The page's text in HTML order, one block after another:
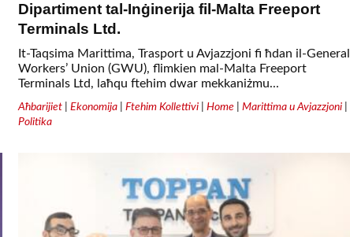
Dipartiment tal-Inġinerija fil-Malta Freeport
Terminals Ltd.
It-Taqsima Marittima, Trasport u Avjazzjoni fi ħdan il-General
Workers’ Union (GWU), flimkien mal-Malta Freeport
Terminals Ltd, laħqu ftehim dwar mekkaniżmu...
Aħbarijiet| Ekonomija| Ftehim Kollettivi| Home| Marittima u Avjazzjoni|
Politika